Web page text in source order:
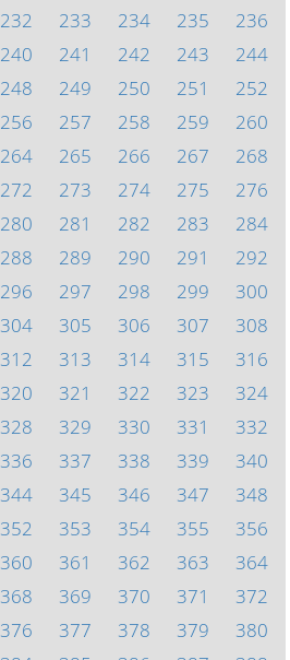
232 233 234 235
236
240 241 242 243
244
248 249 250 251
252
256 257 258 259
260
264 265 266 267
268
272 273 274 275
276
280 281 282 283
284
288 289 290 291
292
296 297 298 299
300
304 305 306 307
308
312 313 314 315
316
320 321 322 323
324
328 329 330 331
332
336 337 338 339
340
344 345 346 347
348
352 353 354 355
356
360 361 362 363
364
368 369 370 371
372
376 377 378 379
380